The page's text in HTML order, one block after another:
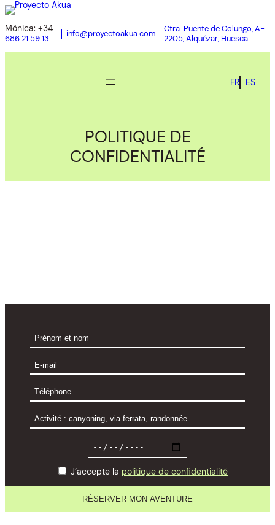
Mónica: +34
686 21 59 13 info@proyectoakua.com
Ctra. Puente de Colungo, A-
2205, Alquézar, Huesca
FR ES
POLITIQUE DE
CONFIDENTIALITÉ
J’accepte la politique de confidentialité